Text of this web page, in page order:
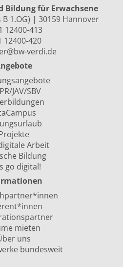
Bildung für Erwachsene
1.OG) | 30159 Hannover
12400-413
12400-420
verdi.de
JAV/SBV
Arbeit
Bildung
go digital!
mieten
uns
bundesweit